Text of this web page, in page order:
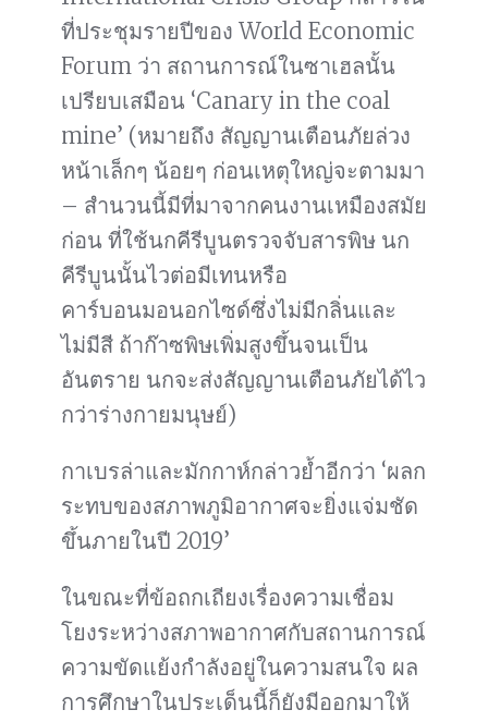
ที่ประชุมรายปีของ World Economic
Forum ว่า สถานการณ์ในซาเฮลนั้น
เปรียบเสมือน ‘Canary in the coal
mine’ (หมายถึง สัญญานเตือนภัยล่วง
หน้าเล็กๆ น้อยๆ ก่อนเหตุใหญ่จะตามมา
– สำนวนนี้มีที่มาจากคนงานเหมืองสมัย
ก่อน ที่ใช้นกคีรีบูนตรวจจับสารพิษ นก
คีรีบูนนั้นไวต่อมีเทนหรือ
คาร์บอนมอนอกไซด์ซึ่งไม่มีกลิ่นและ
ไม่มีสี ถ้าก๊าซพิษเพิ่มสูงขึ้นจนเป็น
อันตราย นกจะส่งสัญญานเตือนภัยได้ไว
กว่าร่างกายมนุษย์)
กาเบรล่าและมักกาห์กล่าวย้ำอีกว่า ‘ผลก
ระทบของสภาพภูมิอากาศจะยิ่งแจ่มชัด
ขึ้นภายในปี 2019’
ในขณะที่ข้อถกเถียงเรื่องความเชื่อม
โยงระหว่างสภาพอากาศกับสถานการณ์
ความขัดแย้งกำลังอยู่ในความสนใจ ผล
การศึกษาในประเด็นนี้ก็ยังมีออกมาให้